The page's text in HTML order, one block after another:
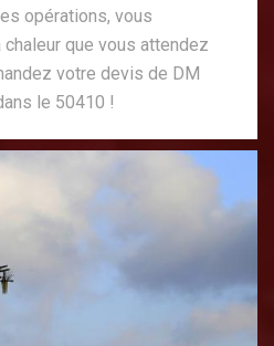
opérations, vous
que vous attendez
votre devis de DM
le 50410 !